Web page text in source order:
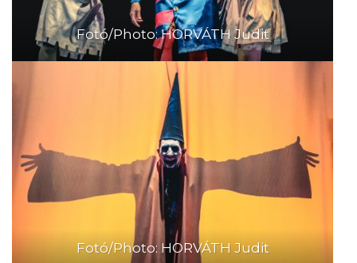
Fotó/Photo: HORVÁTH Judit
Fotó/Photo: HORVÁTH Judit